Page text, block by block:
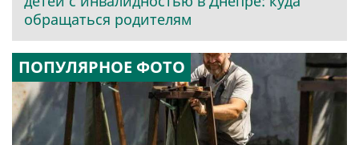
обращаться родителям
ПОПУЛЯРНОЕ ФОТО